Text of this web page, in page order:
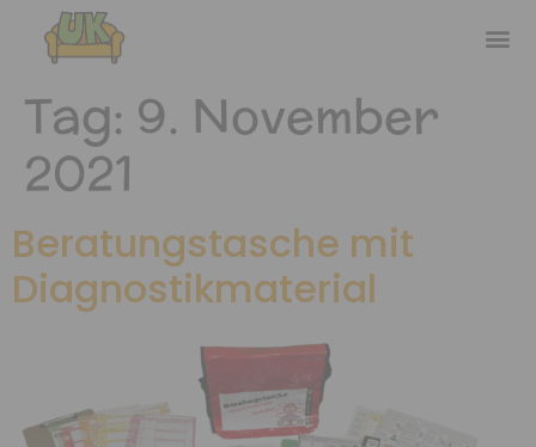
Tag: 9. November
2021
Beratungstasche mit
Diagnostikmaterial